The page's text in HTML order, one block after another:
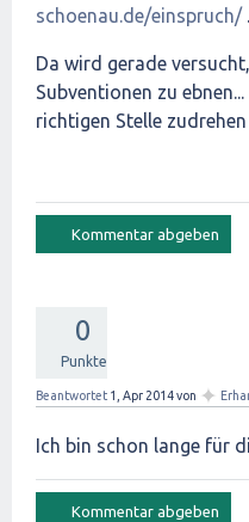
schoenau.de/einspruch/.
Da wird gerade
Subventionen zu
richtigen Stelle
0
Punkte
Beantwortet 1, Apr 2014von ✦
Ich bin schon lange für